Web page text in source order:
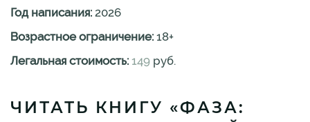
Год написания: 2026
Возрастное ограничение: 18+
Легальная стоимость: 149 руб.
ЧИТАТЬ КНИГУ «ФАЗА: